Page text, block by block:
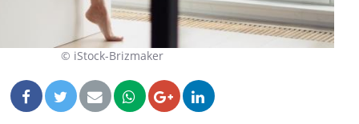
© iStock-Brizmaker
Bilan prévention : ce que
les kinés pourront bientôt
faire